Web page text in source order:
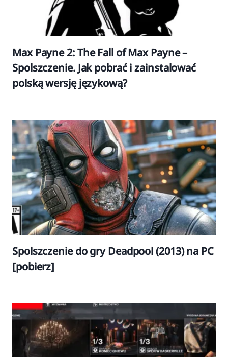
Max Payne 2: The Fall of Max Payne –
Spolszczenie. Jak pobrać i zainstalować
polską wersję językową?
Spolszczenie do gry Deadpool (2013) na PC
[pobierz]